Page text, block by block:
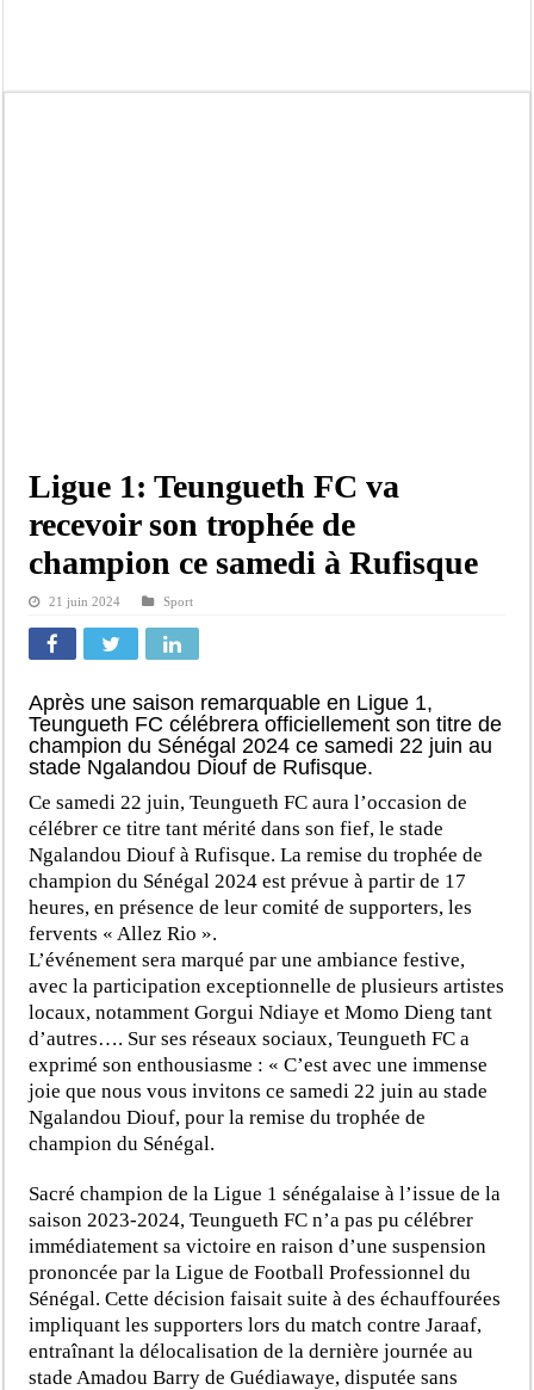
Ligue 1: Teungueth FC va
recevoir son trophée de
champion ce samedi à Rufisque
21 juin 2024 Sport
Après une saison remarquable en Ligue 1,
Teungueth FC célébrera officiellement son titre de
champion du Sénégal 2024 ce samedi 22 juin au
stade Ngalandou Diouf de Rufisque.
Ce samedi 22 juin, Teungueth FC aura l’occasion de
célébrer ce titre tant mérité dans son fief, le stade
Ngalandou Diouf à Rufisque. La remise du trophée de
champion du Sénégal 2024 est prévue à partir de 17
heures, en présence de leur comité de supporters, les
fervents « Allez Rio ».
L’événement sera marqué par une ambiance festive,
avec la participation exceptionnelle de plusieurs artistes
locaux, notamment Gorgui Ndiaye et Momo Dieng tant
d’autres…. Sur ses réseaux sociaux, Teungueth FC a
exprimé son enthousiasme : « C’est avec une immense
joie que nous vous invitons ce samedi 22 juin au stade
Ngalandou Diouf, pour la remise du trophée de
champion du Sénégal.
Sacré champion de la Ligue 1 sénégalaise à l’issue de la
saison 2023-2024, Teungueth FC n’a pas pu célébrer
immédiatement sa victoire en raison d’une suspension
prononcée par la Ligue de Football Professionnel du
Sénégal. Cette décision faisait suite à des échauffourées
impliquant les supporters lors du match contre Jaraaf,
entraînant la délocalisation de la dernière journée au
stade Amadou Barry de Guédiawaye, disputée sans